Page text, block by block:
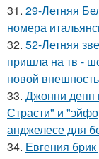
31. 29-Летняя
номера
32. 52-Летняя
пришла на тв -
новой
33. Джонни депп
Страсти" и
анджелесе для
34. Евгения